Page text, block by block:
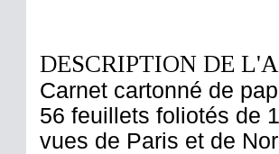
DESCRIPTION DE
Carnet cartonné de
56 feuillets foliotés de
vues de Paris et de